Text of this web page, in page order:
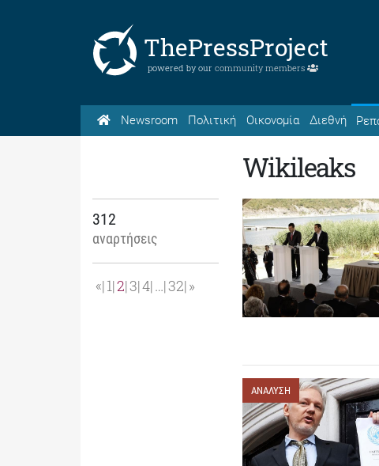
ThePressProject
powered by our community members
Newsroom Πολιτική Οικονομία Διεθνή
Wikileaks
312
αναρτήσεις
« 1 2 3 4 … 32 »
ΑΝΑΛΥΣΗ